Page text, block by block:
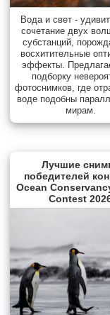
Вода и свет -
сочетание двух
субстанций,
восхитительные
эффекты.
подборку
фотоснимков, где
воде подобны
мирам.
Лучшие
победителей
Ocean
Contest